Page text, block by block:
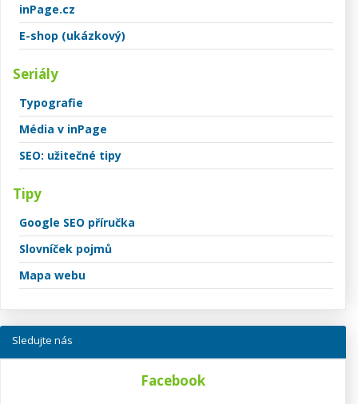
inPage.cz
E-shop (ukázkový)
Seriály
Typografie
Média v inPage
SEO: užitečné tipy
Tipy
Google SEO příručka
Slovníček pojmů
Mapa webu
Sledujte nás
Facebook